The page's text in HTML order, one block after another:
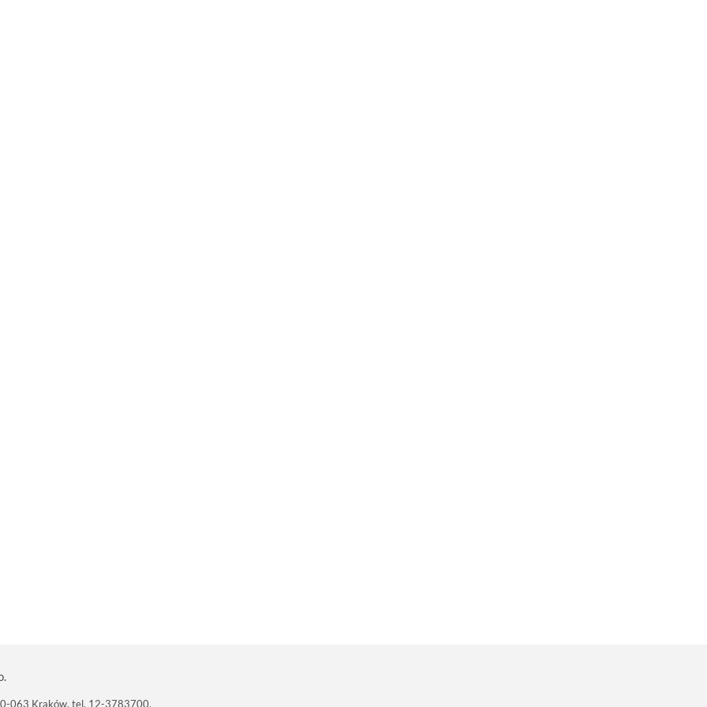
063 Kraków, tel. 12-3783700,